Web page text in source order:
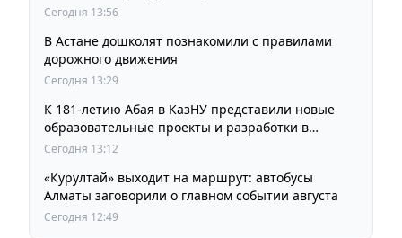
Сегодня 13:56
В Астане дошколят познакомили с правилами
дорожного движения
Сегодня 13:29
К 181-летию Абая в КазНУ представили новые
образовательные проекты и разработки в
области абаеведения
Сегодня 13:12
«Курултай» выходит на маршрут: автобусы
Алматы заговорили о главном событии августа
Сегодня 12:49